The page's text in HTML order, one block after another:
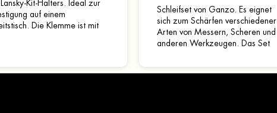
Kit-Halters. Ideal zur
auf einem
Die Klemme ist mit
Schleifset von Ganzo. Es eignet
sich zum Schärfen verschiedener
Arten von Messern, Scheren und
anderen Werkzeugen. Das Set
glatten Oberfläche...